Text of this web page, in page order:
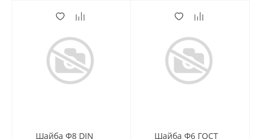
Шайба Ф8 DIN Шайба Ф6 ГОСТ